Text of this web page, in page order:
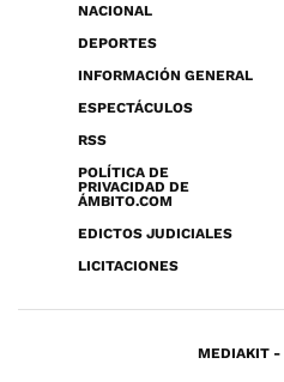
NACIONAL
DEPORTES
INFORMACIÓN GENERAL
ESPECTÁCULOS
RSS
POLÍTICA DE
PRIVACIDAD DE
ÁMBITO.COM
EDICTOS JUDICIALES
LICITACIONES
MEDIAKIT